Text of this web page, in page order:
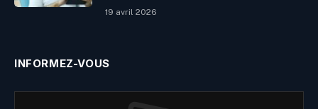
19 avril 2026
INFORMEZ-VOUS